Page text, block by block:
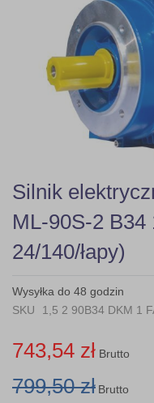
Skip
to
the
beginning
of
the
gallery
Silnik
ML-90S-2 B34
24/140/łapy)
Wysyłka do 48 godzin
SKU
1,5 2 90B34 DKM 1
743,54 zł Brutto
799,50 zł Brutto